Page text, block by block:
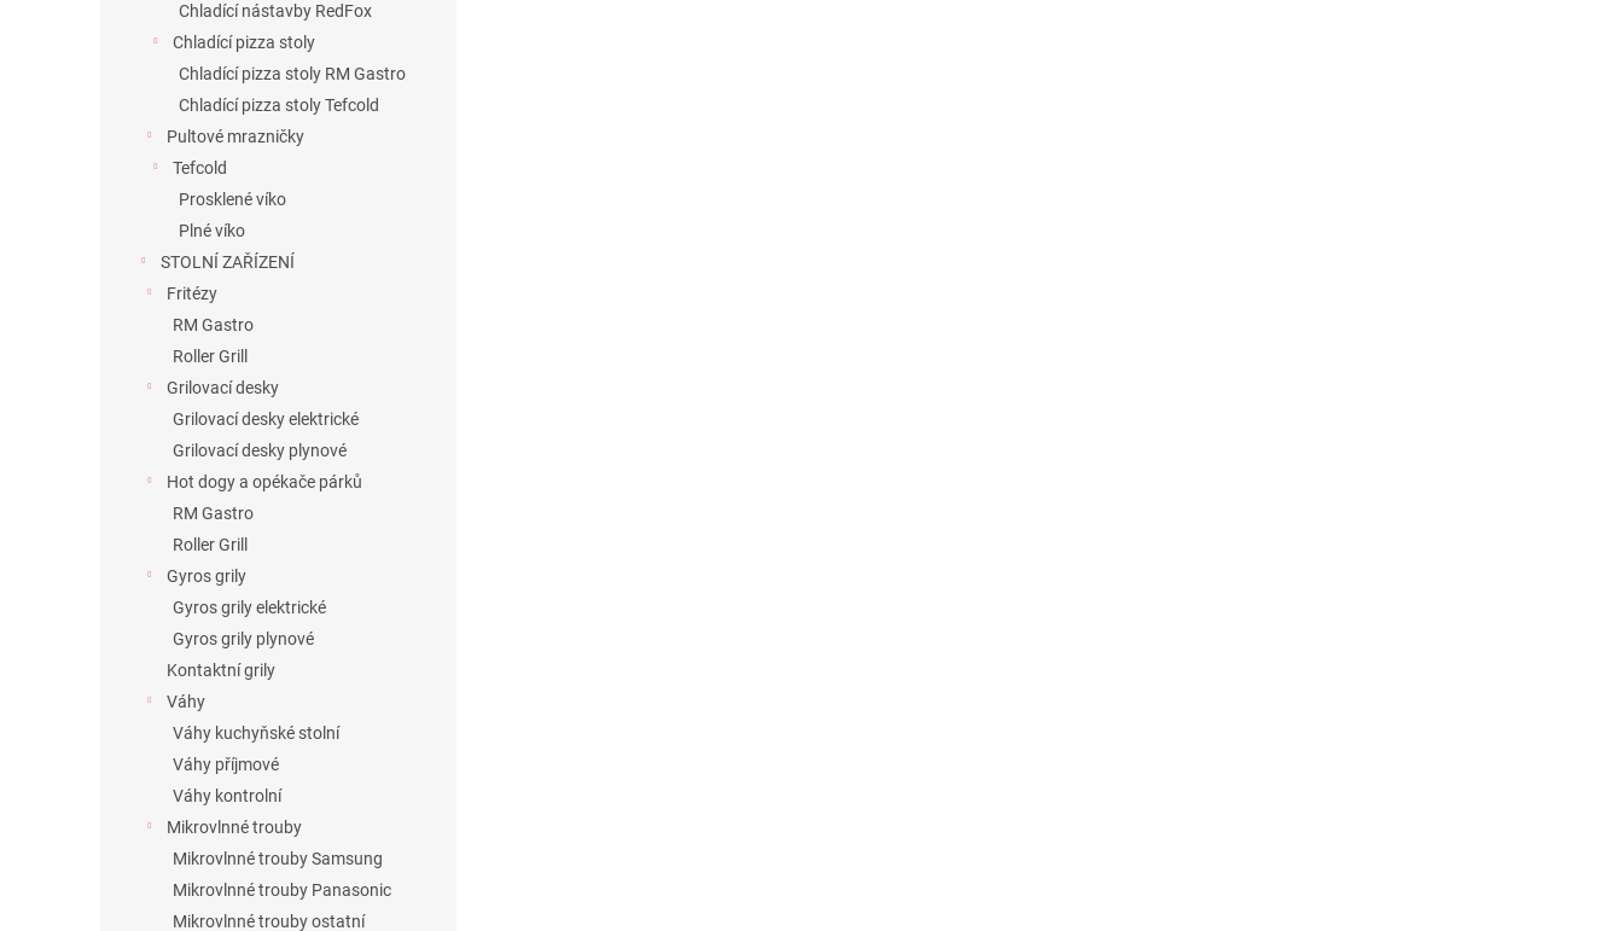
Chladící nástavby RedFox
Chladící pizza stoly
Chladící pizza stoly RM Gastro
Chladící pizza stoly Tefcold
Pultové mrazničky
Tefcold
Prosklené víko
Plné víko
STOLNÍ ZAŘÍZENÍ
Fritézy
RM Gastro
Roller Grill
Grilovací desky
Grilovací desky elektrické
Grilovací desky plynové
Hot dogy a opékače párků
RM Gastro
Roller Grill
Gyros grily
Gyros grily elektrické
Gyros grily plynové
Kontaktní grily
Váhy
Váhy kuchyňské stolní
Váhy příjmové
Váhy kontrolní
Mikrovlnné trouby
Mikrovlnné trouby Samsung
Mikrovlnné trouby Panasonic
Mikrovlnné trouby ostatní